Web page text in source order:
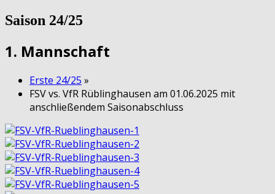
Saison 24/25
1. Mannschaft
Erste 24/25 »
FSV vs. VfR Rüblinghausen am 01.06.2025 mit
anschließendem Saisonabschluss